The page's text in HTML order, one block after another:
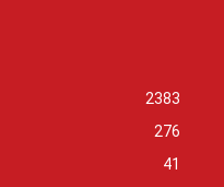
2383
276
41